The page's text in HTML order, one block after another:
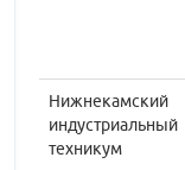
Нижнекамский
индустриальный
техникум